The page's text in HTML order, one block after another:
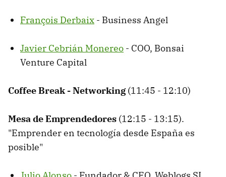
François Derbaix - Business Angel
Javier Cebrián Monereo - COO, Bonsai
Venture Capital
Coffee Break - Networking(11:45 - 12:10)
Mesa de Emprendedores (12:15 - 13:15).
"Emprender en tecnología desde España es
posible"